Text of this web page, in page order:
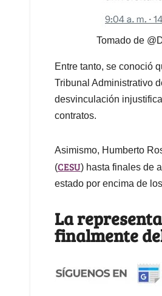
Tomado de
Entre tanto, se conoció
Tribunal Administrativo
desvinculación
contratos.
Asimismo, Humberto
(CESU) hasta finales de
estado por encima de
La
finalmente